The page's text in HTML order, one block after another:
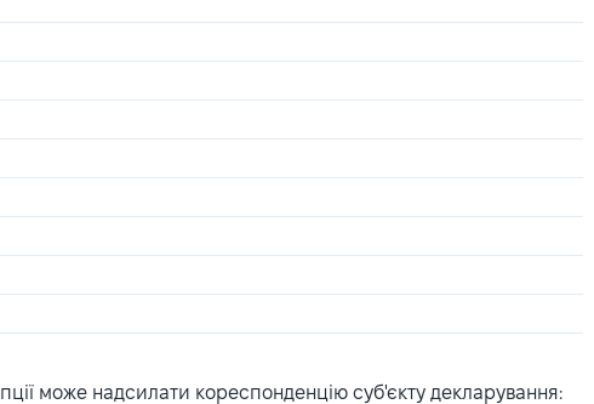
може надсилати кореспонденцію суб'єкту декларування: